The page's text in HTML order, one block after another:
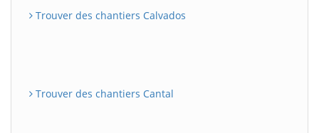
Trouver des chantiers Calvados
Trouver des chantiers Cantal